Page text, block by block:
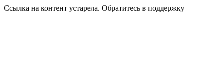
Ссылка на контент устарела. Обратитесь в поддержку